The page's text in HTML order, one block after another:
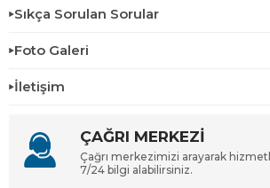
Sıkça Sorulan Sorular
Foto Galeri
İletişim
ÇAĞRI MERKEZİ
Çağrı merkezimizi arayarak
7/24 bilgi alabilirsiniz.